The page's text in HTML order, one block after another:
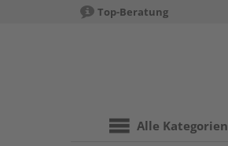
Top-Beratung
Alle Kategorien